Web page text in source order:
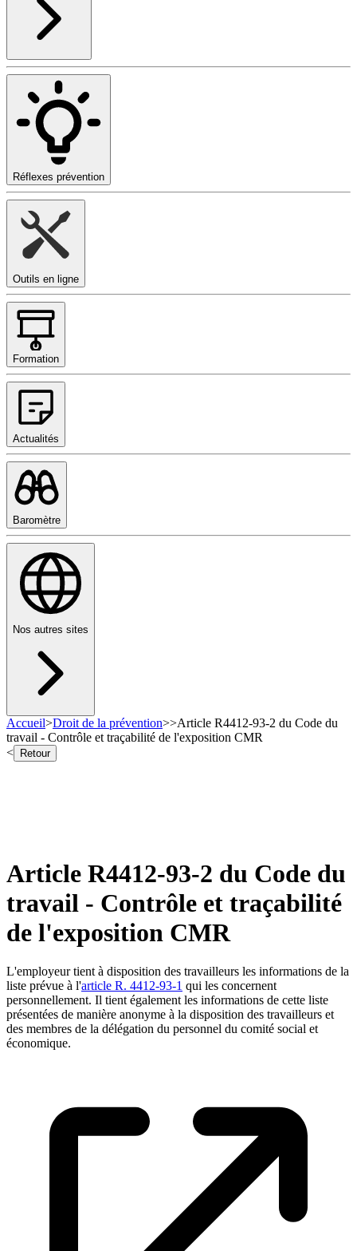
Réflexes prévention
Outils en ligne
Formation
Actualités
Baromètre
Nos autres sites
Accueil>Droit de la prévention>>Article R4412-93-2 du Code du
travail - Contrôle et traçabilité de l'exposition CMR
<
Retour
Article R4412-93-2 du Code du
travail - Contrôle et traçabilité
de l'exposition CMR
L'employeur tient à disposition des travailleurs les informations de la
liste prévue à l'article R. 4412-93-1 qui les concernent
personnellement. Il tient également les informations de cette liste
présentées de manière anonyme à la disposition des travailleurs et
des membres de la délégation du personnel du comité social et
économique.